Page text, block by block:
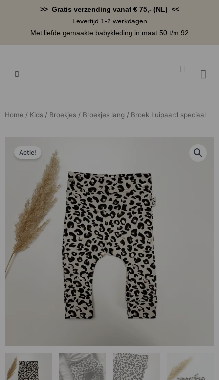
>> Gratis verzending vanaf € 75,- (NL) <<
Levertijd 1-2 werkdagen
Met liefde gemaakte babykleding in maat 50 t/m 92
Home / Kids / Broekjes / Broekjes lang / Broek Luipaard speciaal
Actie!